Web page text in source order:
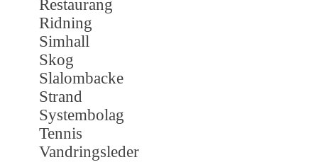
Restaurang
Ridning
Simhall
Skog
Slalombacke
Strand
Systembolag
Tennis
Vandringsleder